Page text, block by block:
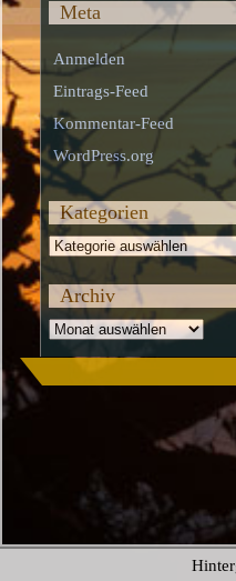
Meta
Anmelden
Eintrags-Feed
Kommentar-Feed
WordPress.org
Kategorien
Kategorien
Archiv
Archiv